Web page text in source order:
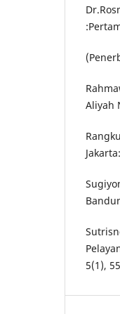
Aliyah
5(1),